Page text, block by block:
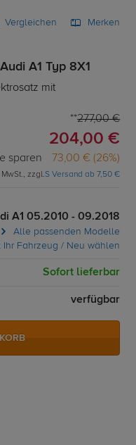
Vergleichen Merken
A1 Typ 8X1
mit
277,00 €
204,00 €
sparen 73,00 € (26%)
MwSt., zzgl.S Versand ab 7,50 €
A1 05.2010 - 09.2018
Alle passenden Modelle
Ihr Fahrzeug / Neu wählen
Sofort lieferbar
verfügbar